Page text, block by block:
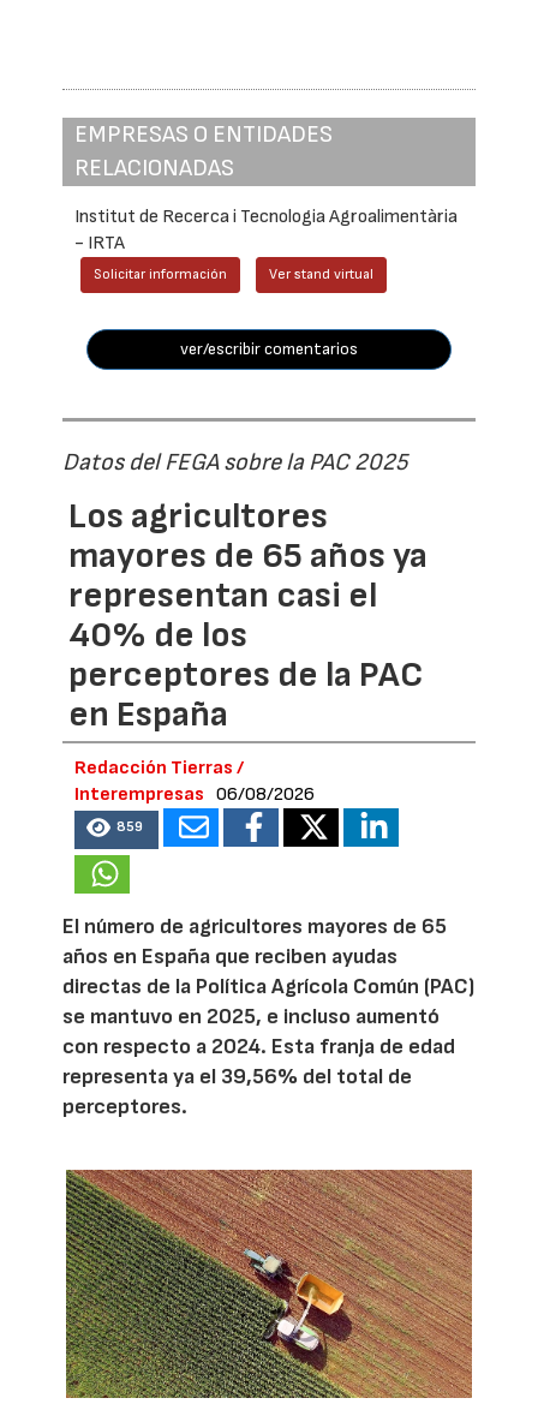
EMPRESAS O ENTIDADES
RELACIONADAS
Institut de Recerca i Tecnologia Agroalimentària
- IRTA
Solicitar información Ver stand virtual
ver/escribir comentarios
Datos del FEGA sobre la PAC 2025
Los agricultores
mayores de 65 años ya
representan casi el
40% de los
perceptores de la PAC
en España
Redacción Tierras /
Interempresas
06/08/2026
859
El número de agricultores mayores de 65
años en España que reciben ayudas
directas de la Política Agrícola Común (PAC)
se mantuvo en 2025, e incluso aumentó
con respecto a 2024. Esta franja de edad
representa ya el 39,56% del total de
perceptores.